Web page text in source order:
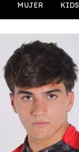
MUJER KIDS